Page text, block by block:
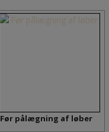
Før pålægning af løber